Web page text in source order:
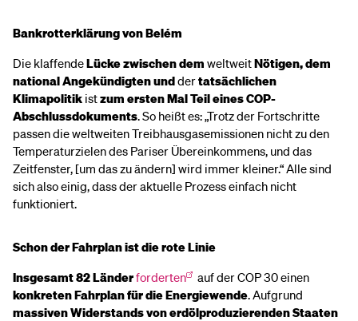
Bankrotterklärung von Belém
Die klaffendeLücke zwischendem weltweitNötigen, dem
national Angekündigtenunddertatsächlichen
Klimapolitik istzum ersten Mal Teil eines COP-
Abschlussdokuments. So heißt es: „Trotz der Fortschritte
passen die weltweiten Treibhausgasemissionen nicht zu den
Temperaturzielen des Pariser Übereinkommens, und das
Zeitfenster, [um das zu ändern] wird immer kleiner.“ Alle sind
sich also einig, dass der aktuelle Prozess einfach nicht
funktioniert.
Schon der Fahrplan ist die rote Linie
Insgesamt 82 Länderforderten
auf der COP 30 einen
konkreten Fahrplan für die Energiewende. Aufgrund
massiven Widerstands von erdölproduzierenden Staaten